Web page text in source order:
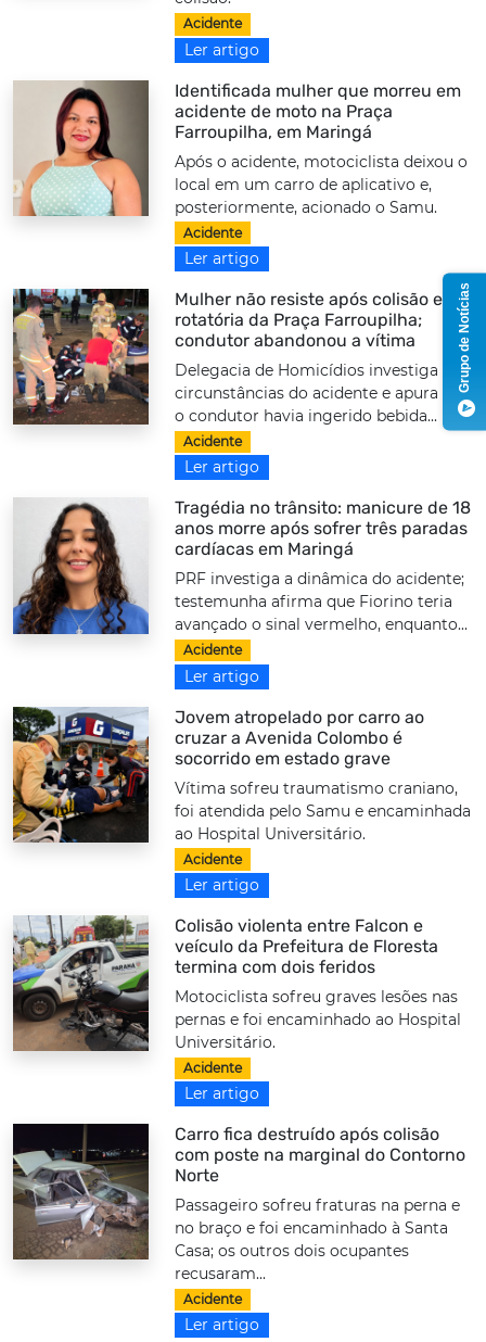
Acidente
Ler artigo
Identificada mulher que morreu em
acidente de moto na Praça
Farroupilha, em Maringá
Após o acidente, motociclista deixou o
local em um carro de aplicativo e,
posteriormente, acionado o Samu.
Acidente
Ler artigo
Mulher não resiste após colisão em
rotatória da Praça Farroupilha;
condutor abandonou a vítima
Delegacia de Homicídios investiga as
circunstâncias do acidente e apura se
o condutor havia ingerido bebida...
Acidente
Ler artigo
Tragédia no trânsito: manicure de 18
anos morre após sofrer três paradas
cardíacas em Maringá
PRF investiga a dinâmica do acidente;
testemunha afirma que Fiorino teria
avançado o sinal vermelho, enquanto...
Acidente
Ler artigo
Jovem atropelado por carro ao
cruzar a Avenida Colombo é
socorrido em estado grave
Vítima sofreu traumatismo craniano,
foi atendida pelo Samu e encaminhada
ao Hospital Universitário.
Acidente
Ler artigo
Colisão violenta entre Falcon e
veículo da Prefeitura de Floresta
termina com dois feridos
Motociclista sofreu graves lesões nas
pernas e foi encaminhado ao Hospital
Universitário.
Acidente
Ler artigo
Carro fica destruído após colisão
com poste na marginal do Contorno
Norte
Passageiro sofreu fraturas na perna e
no braço e foi encaminhado à Santa
Casa; os outros dois ocupantes
recusaram...
Acidente
Ler artigo
Grupo de Notícias